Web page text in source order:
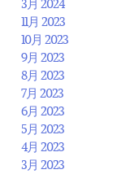
11月 2023
10月 2023
9月 2023
8月 2023
7月 2023
6月 2023
5月 2023
4月 2023
3月 2023